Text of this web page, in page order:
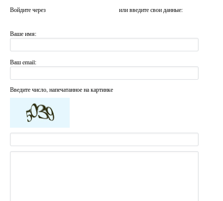
Войдите через или введите свои данные:
Ваше имя:
Ваш email:
Введите число, напечатанное на картинке